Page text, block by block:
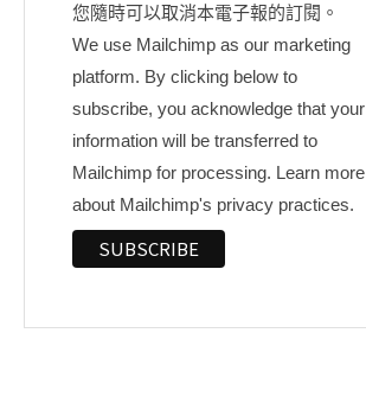
您隨時可以取消本電子報的訂閱。
We use Mailchimp as our marketing
platform. By clicking below to
subscribe, you acknowledge that your
information will be transferred to
Mailchimp for processing. Learn more
about Mailchimp's privacy practices.